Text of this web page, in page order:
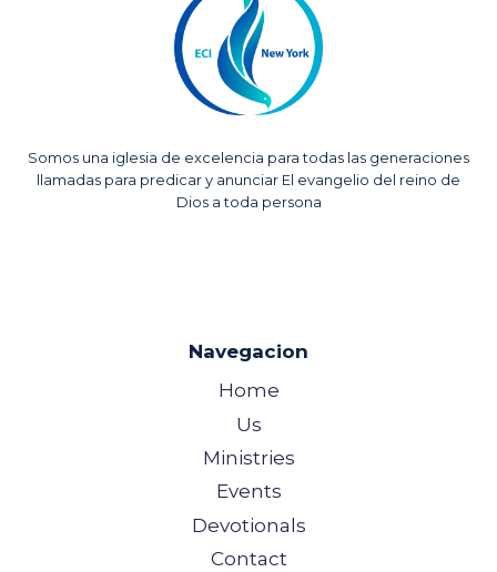
Somos una iglesia de excelencia para todas las generaciones
llamadas para predicar y anunciar El evangelio del reino de
Dios a toda persona
Navegacion
Home
Us
Ministries
Events
Devotionals
Contact